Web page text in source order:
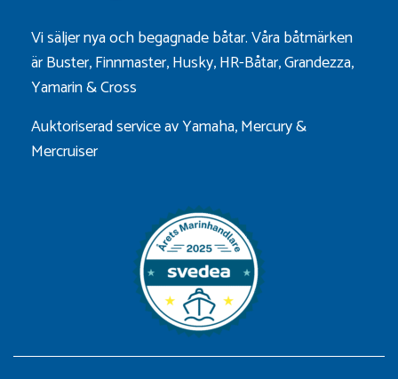
Vi säljer nya och begagnade båtar. Våra båtmärken
ärBuster,Finnmaster,Husky,HR-Båtar,Grandezza,
Yamarin&Cross
Auktoriserad service av Yamaha, Mercury &
Mercruiser